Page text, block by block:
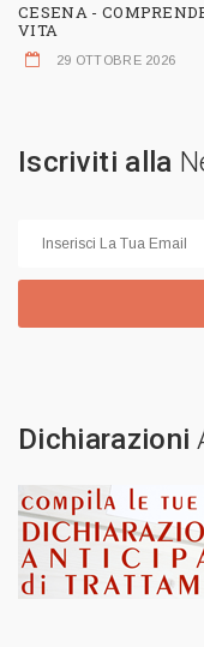
CESENA -
VITA
29 OTTOBRE 2026
Iscriviti alla
Dichiarazioni